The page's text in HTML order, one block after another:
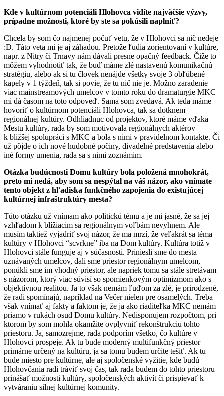
Kde v kultúrnom potenciáli Hlohovca vidíte najväčšie výzvy,
prípadne možnosti, ktoré by ste sa pokúsili naplniť?
Chcela by som čo najmenej počuť vetu, že v Hlohovci sa nič nedeje
:D. Táto veta mi je aj záhadou. Pretože ľudia zorientovaní v kultúre,
napr. z Nitry či Trnavy nám dávali presne opačný feedback. Čiže to
môžem vyhodnotiť tak, že buď máme zlé nastavenú komunikačnú
stratégiu, alebo ak si tu človek nenájde všetky svoje 3 obľúbené
kapely v 1 týždeň, tak si povie, že tu nič nie je. Možno zaradenie
viac mainstreamových umelcov v tomto roku do dramaturgie MKC
mi dá časom na toto odpoveď. Sama som zvedavá. Ak teda máme
hovoriť o kultúrnom potenciáli Hlohovca, tak sa dotknem
regionálnej kultúry. Odhliadnuc od projektov, ktoré máme vďaka
Mestu kultúry, rada by som motivovala regionálnych aktérov
k bližšej spolupráci s MKC a bola s nimi v pravidelnom kontakte. Či
už pôjde o ich nové hudobné počiny, divadelné predstavenia alebo
iné formy umenia, rada sa s nimi zoznámim.
Otázka budúcnosti Domu kultúry bola položená mnohokrát,
preto mi nedá, aby som sa nespýtal na váš názor, ako vnímate
tento objekt z hľadiska funkčného zapojenia do existujúcej
kultúrnej infraštruktúry mesta?
Túto otázku už vnímam ako politickú tému a je mi jasné, že sa jej
vzhľadom k blížiacim sa regionálnym voľbám nevyhnem. Ale
musím taktiež vyjadriť svoj názor, že ma mrzí, že veľakrát sa téma
kultúry v Hlohovci “scvrkne” iba na Dom kultúry. Kultúra totiž v
Hlohovci stále funguje aj v súčasnosti. Priniesli sme do mesta
uznávaných umelcov, dali sme priestor regionálnym umelcom,
ponúkli sme im vhodný priestor, ale napriek tomu sa stále stretávam
s názorom, ktorý viac súvisí so spomienkovým optimizmom ako s
objektívnou realitou. Ja to však nemám ľuďom za zlé, je prirodzené,
že radi spomínajú, napríklad na Večer nielen pre osamelých. Treba
však vnímať aj fakty a faktom je, že ja ako riaditeľka MKC nemám
priamo v rukách osud Domu kultúry. Nedisponujem rozpočtom, pri
ktorom by som mohla okamžite ovplyvniť rekonštrukciu tohto
priestoru. Ja, samozrejme, rada podporím všetko, čo kultúre v
Hlohovci prospeje. Ak tu bude moderný multifunkčný priestor
primárne určený na kultúru, ja sa tomu budem určite tešiť. Ak tu
bude miesto pre kultúrne, ale aj spoločenské vyžitie, kde budú
Hlohovčania radi tráviť svoj čas, tak rada budem do tohto priestoru
prinášať možnosti kultúry, spoločenských aktivít či prispievať k
vytváraniu silnej kultúrnej komunity.